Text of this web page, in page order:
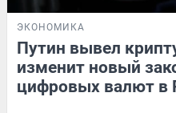
ЭКОНОМИКА
Путин вывел
изменит новый
цифровых валют в